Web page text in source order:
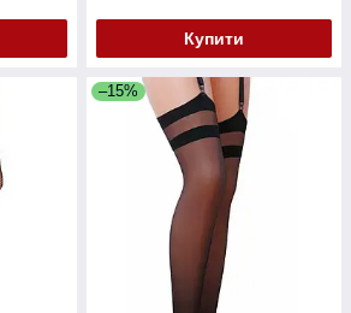
Купити
–15%